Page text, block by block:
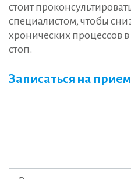
стоит
специалистом, чтобы
хронических процессов
стоп.
Записаться на прием